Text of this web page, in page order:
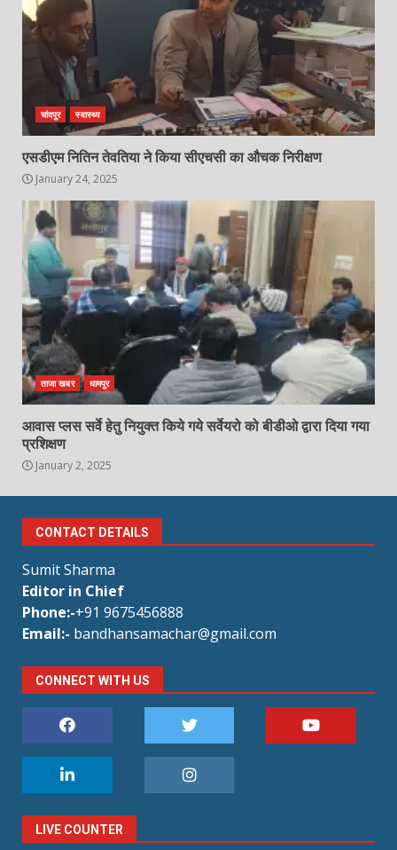
चांदपुर स्वास्थ्य
एसडीएम नितिन तेवतिया ने किया सीएचसी का औचक निरीक्षण
January 24, 2025
ताजा खबर धामपुर
आवास प्लस सर्वे हेतु नियुक्त किये गये सर्वेयरो को बीडीओ द्वारा दिया गया
प्रशिक्षण
January 2, 2025
CONTACT DETAILS
Sumit Sharma
Editor in Chief
Phone:-+91 9675456888
Email:- bandhansamachar@gmail.com
CONNECT WITH US
LIVE COUNTER